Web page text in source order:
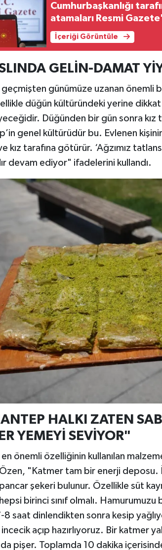
Cumhurbaşkanlığı
atamaları Resmi
İçeriği Görüntüle
GELİN-DAMAT
geçmişten günümüze uzanan önemli
düğün kültüründeki yerine
Düğünden bir gün sonra kız
genel kültürüdür bu. Evlenen
kız tarafına götürür. ‘Ağzımız
devam ediyor" ifadelerini kullandı.
HALKI ZATEN
YEMEYİ SEVİYOR"
önemli özelliğinin kullanılan
"Katmer tam bir enerji deposu.
pancar şekeri bulunur. Özellikle süt
birinci sınıf olmalı.
8 saat dinlendikten sonra kesip
açıp hazırlıyoruz. Bir katmer
pişer. Toplamda 10 dakika